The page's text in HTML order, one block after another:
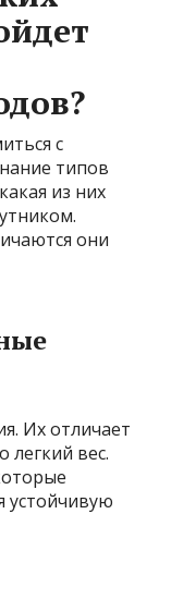
с
типов
из них
они
Их отличает
легкий вес.
устойчивую